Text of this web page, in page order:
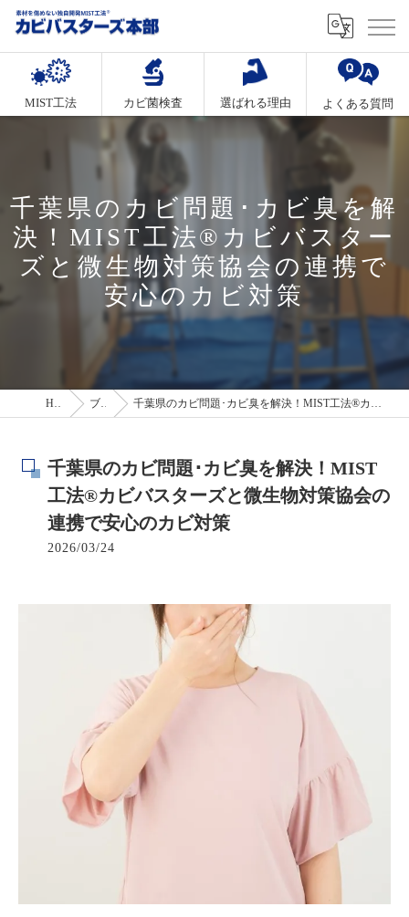
MIST工法 カビ菌検査 選ばれる理由 よくある質問
千葉県のカビ問題･カビ臭を解
決！MIST工法®カビバスター
ズと微生物対策協会の連携で
安心のカビ対策
HOME ブログ 千葉県のカビ問題･カビ臭を解決！MIST工法®カビバスターズと微生物対策協会の連携で安心のカビ対策
千葉県のカビ問題･カビ臭を解決！MIST
工法®カビバスターズと微生物対策協会の
連携で安心のカビ対策
2026/03/24